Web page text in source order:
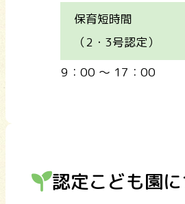
保育短時間
（2・3号認定）
9：00 ～ 17：00
認定こども園